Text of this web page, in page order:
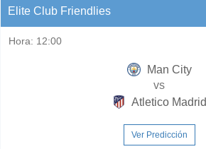
Elite Club Friendlies
Hora: 12:00
Man City
vs
Atletico Madrid
Ver Predicción